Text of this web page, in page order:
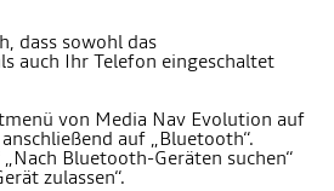
dass sowohl das
auch Ihr Telefon eingeschaltet
von Media Nav Evolution auf
auf „Bluetooth“.
Bluetooth-Geräten suchen“
zulassen“.